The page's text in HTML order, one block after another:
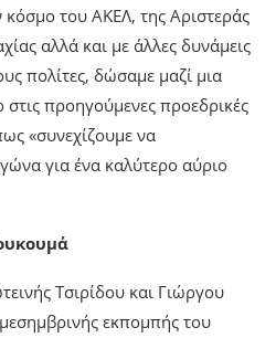
κόσμο του ΑΚΕΛ, της Αριστεράς
αλλά και με άλλες δυνάμεις
πολίτες, δώσαμε μαζί μια
προηγούμενες προεδρικές
«συνεχίζουμε να
για ένα καλύτερο αύριο
Τσιρίδου και Γιώργου
εκπομπής του